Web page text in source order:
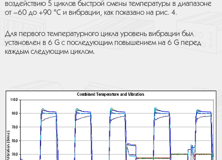
воздействию 5 циклов быстрой смены температуры в диапазоне
от –60 до +90 °С и вибрации, как показано на рис. 4.
Для первого температурного цикла уровень вибрации был
установлен в 6 G с последующим повышением на 6 G перед
каждым следующим циклом.